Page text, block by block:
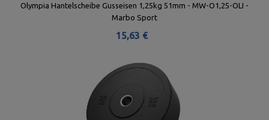
Olympia Hantelscheibe Gusseisen 1,25kg 51mm - MW-O1,25-OLI -
Marbo Sport
15,63 €